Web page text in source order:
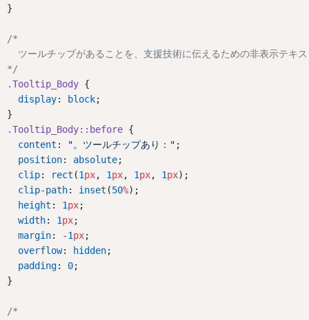
}
/*
ツールチップがあることを、支援技術に伝えるための非表示テキ
*/
.Tooltip_Body {
display: block;
}
.Tooltip_Body::before {
content : "。ツールチップあり：" ;
position: absolute;
clip: rect (1px, 1px, 1px, 1px);
clip-path: inset (50%);
height : 1px;
width: 1px;
margin: -1px;
overflow: hidden;
padding: 0;
}
/*